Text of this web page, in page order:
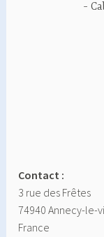
Contact :
3 rue des Frêtes
74940 Annecy-le-
France